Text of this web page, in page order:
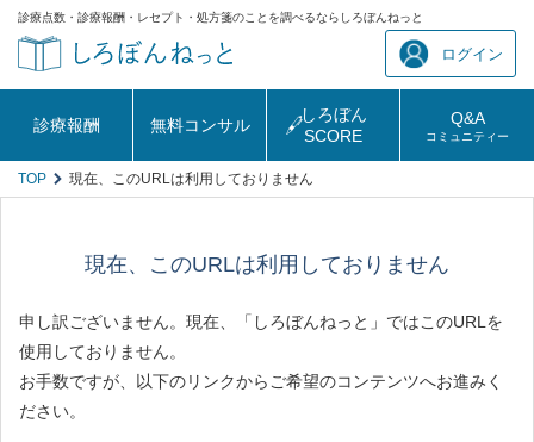
診療点数・診療報酬・レセプト・処方箋のことを調べるならしろぼんねっと
ログイン
診療報酬 無料コンサル
しろぼん
SCORE
Q&A
コミュニティー
TOP 現在、このURLは利用しておりません
現在、このURLは利用しておりません
申し訳ございません。現在、「しろぼんねっと」ではこのURLを
使用しておりません。
お手数ですが、以下のリンクからご希望のコンテンツへお進みく
ださい。